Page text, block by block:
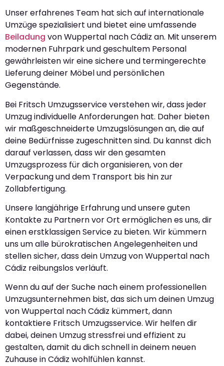
Unser erfahrenes Team hat sich auf internationale
Umzüge spezialisiert und bietet eine umfassende
Beiladung von Wuppertal nach Cádiz an. Mit unserem
modernen Fuhrpark und geschultem Personal
gewährleisten wir eine sichere und termingerechte
Lieferung deiner Möbel und persönlichen
Gegenstände.
Bei Fritsch Umzugsservice verstehen wir, dass jeder
Umzug individuelle Anforderungen hat. Daher bieten
wir maßgeschneiderte Umzugslösungen an, die auf
deine Bedürfnisse zugeschnitten sind. Du kannst dich
darauf verlassen, dass wir den gesamten
Umzugsprozess für dich organisieren, von der
Verpackung und dem Transport bis hin zur
Zollabfertigung.
Unsere langjährige Erfahrung und unsere guten
Kontakte zu Partnern vor Ort ermöglichen es uns, dir
einen erstklassigen Service zu bieten. Wir kümmern
uns um alle bürokratischen Angelegenheiten und
stellen sicher, dass dein Umzug von Wuppertal nach
Cádiz reibungslos verläuft.
Wenn du auf der Suche nach einem professionellen
Umzugsunternehmen bist, das sich um deinen Umzug
von Wuppertal nach Cádiz kümmert, dann
kontaktiere Fritsch Umzugsservice. Wir helfen dir
dabei, deinen Umzug stressfrei und effizient zu
gestalten, damit du dich schnell in deinem neuen
Zuhause in Cádiz wohlfühlen kannst.